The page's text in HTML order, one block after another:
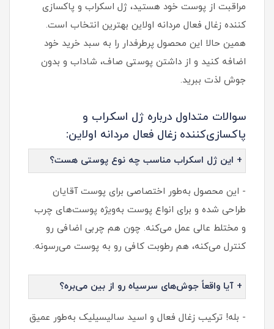
مراقبت از پوست خود هستید، ژل اسکراب و پاکسازی‌
کننده زغال فعال مردانه اولاین بهترین انتخاب است.
همین حالا این محصول پرطرفدار را به سبد خرید خود
اضافه کنید و از داشتن پوستی صاف، شاداب و بدون
جوش لذت ببرید.
سوالات متداول درباره ژل اسکراب و
پاکسازی‌کننده زغال فعال مردانه اولاین:
+ این ژل اسکراب مناسب چه نوع پوستی هست؟
- این محصول به‌طور اختصاصی برای پوست آقایان
طراحی شده و برای انواع پوست به‌ویژه پوست‌های چرب
و مختلط عالی عمل می‌کنه. چون هم چربی اضافی رو
کنترل می‌کنه، هم رطوبت کافی رو به پوست می‌رسونه.
+ آیا واقعاً جوش‌های سرسیاه رو از بین می‌بره؟
- بله! ترکیب زغال فعال و اسید سالیسیلیک به‌طور عمیق